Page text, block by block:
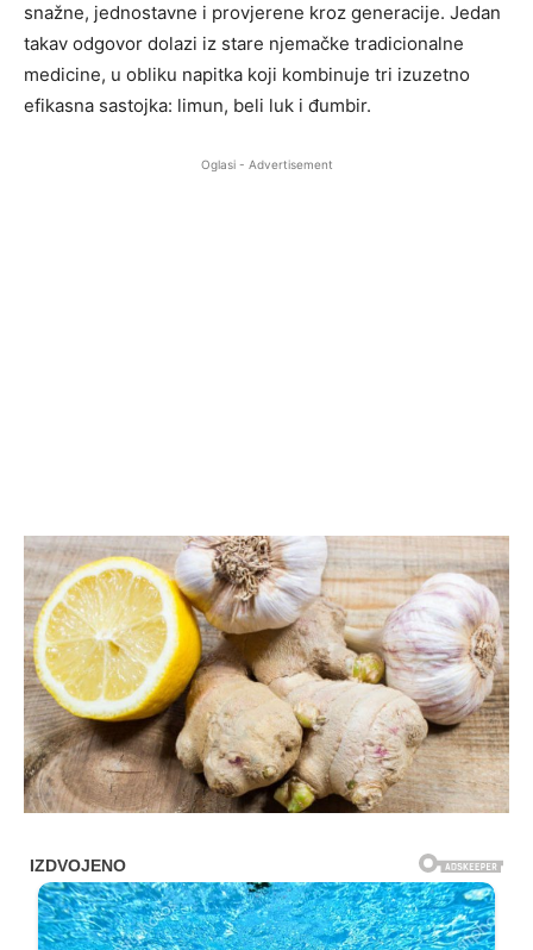
snažne, jednostavne i provjerene kroz generacije. Jedan
takav odgovor dolazi iz stare njemačke tradicionalne
medicine, u obliku napitka koji kombinuje tri izuzetno
efikasna sastojka: limun, beli luk i đumbir.
Oglasi - Advertisement